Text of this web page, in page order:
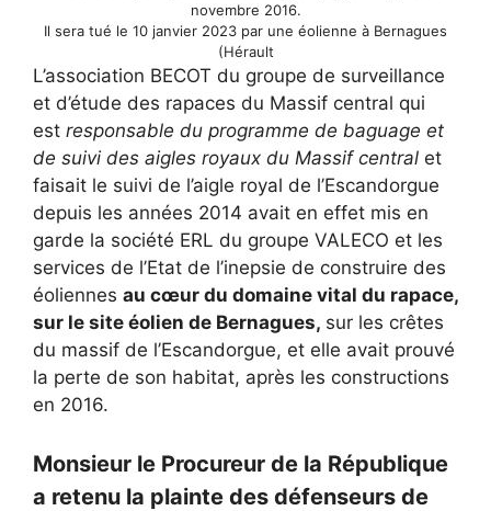
novembre 2016.
Il sera tué le 10 janvier 2023 par une éolienne à Bernagues
(Hérault
L’association BECOT du groupe de surveillance
et d’étude des rapaces du Massif central qui
est responsable du programme de baguage et
de suivi des aigles royaux du Massif central et
faisait le suivi de l’aigle royal de l’Escandorgue
depuis les années 2014 avait en effet mis en
garde la société ERL du groupe VALECO et les
services de l’Etat de l’inepsie de construire des
éoliennes au cœur du domaine vital du rapace,
sur le site éolien de Bernagues, sur les crêtes
du massif de l’Escandorgue, et elle avait prouvé
la perte de son habitat, après les constructions
en 2016.
Monsieur le Procureur de la République
a retenu la plainte des défenseurs de